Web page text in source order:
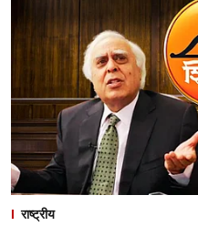
राष्ट्रीय